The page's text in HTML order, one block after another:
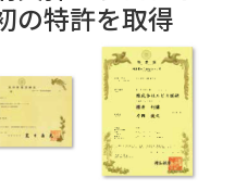
の特許を取得